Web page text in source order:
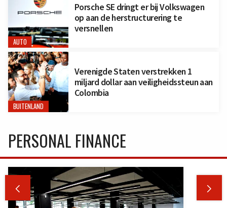
AUTO
Porsche SE dringt er bij Volkswagen
op aan de herstructurering te
versnellen
BUITENLAND
Verenigde Staten verstrekken 1
miljard dollar aan veiligheidssteun aan
Colombia
PERSONAL FINANCE
 